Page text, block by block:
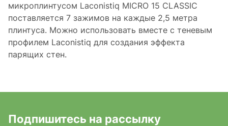
микроплинтусом Laconistiq MICRO 15 CLASSIC
поставляется 7 зажимов на каждые 2,5 метра
плинтуса. Можно использовать вместе с теневым
профилем Laconistiq для создания эффекта
парящих стен.
Подпишитесь на рассылку